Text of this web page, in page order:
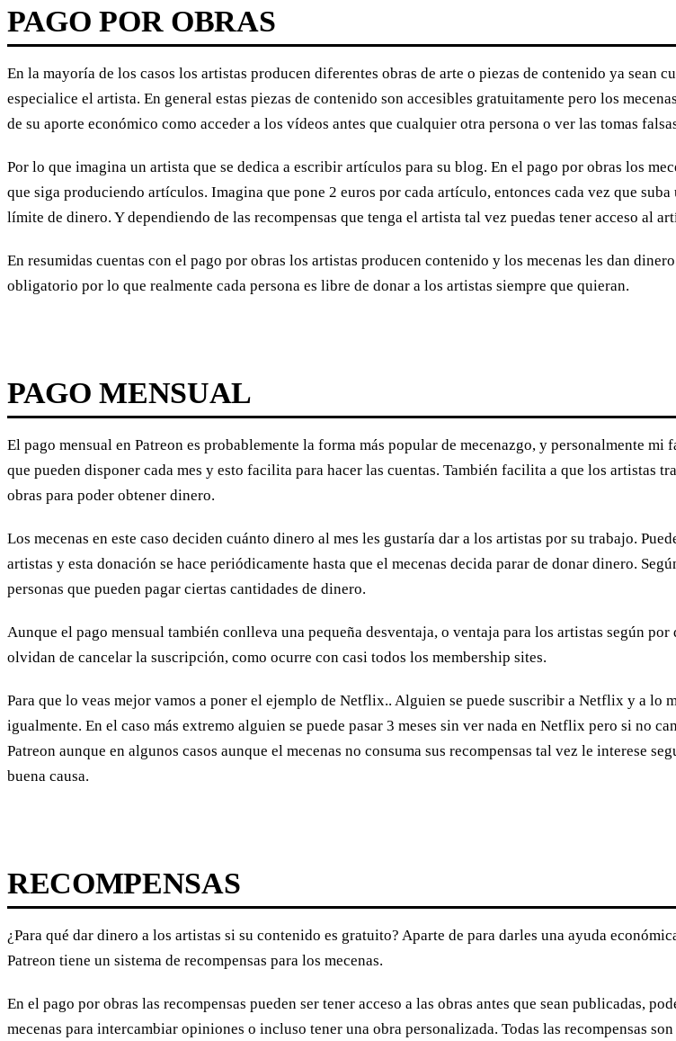
PAGO POR OBRAS
En la mayoría de los casos los artistas producen diferentes obras de arte o piezas de contenido ya sean
especialice el artista. En general estas piezas de contenido son accesibles gratuitamente pero los
de su aporte económico como acceder a los vídeos antes que cualquier otra persona o ver las tomas
Por lo que imagina un artista que se dedica a escribir artículos para su blog. En el pago por obras los
que siga produciendo artículos. Imagina que pone 2 euros por cada artículo, entonces cada vez que
límite de dinero. Y dependiendo de las recompensas que tenga el artista tal vez puedas tener acceso al
En resumidas cuentas con el pago por obras los artistas producen contenido y los mecenas les dan
obligatorio por lo que realmente cada persona es libre de donar a los artistas siempre que quieran.
PAGO MENSUAL
El pago mensual en Patreon es probablemente la forma más popular de mecenazgo, y personalmente
que pueden disponer cada mes y esto facilita para hacer las cuentas. También facilita a que los artistas
obras para poder obtener dinero.
Los mecenas en este caso deciden cuánto dinero al mes les gustaría dar a los artistas por su trabajo.
artistas y esta donación se hace periódicamente hasta que el mecenas decida parar de donar dinero.
personas que pueden pagar ciertas cantidades de dinero.
Aunque el pago mensual también conlleva una pequeña desventaja, o ventaja para los artistas según
olvidan de cancelar la suscripción, como ocurre con casi todos los membership sites.
Para que lo veas mejor vamos a poner el ejemplo de Netflix.. Alguien se puede suscribir a Netflix y a lo
igualmente. En el caso más extremo alguien se puede pasar 3 meses sin ver nada en Netflix pero si no
Patreon aunque en algunos casos aunque el mecenas no consuma sus recompensas tal vez le interese
buena causa.
RECOMPENSAS
¿Para qué dar dinero a los artistas si su contenido es gratuito? Aparte de para darles una ayuda
Patreon tiene un sistema de recompensas para los mecenas.
En el pago por obras las recompensas pueden ser tener acceso a las obras antes que sean publicadas,
mecenas para intercambiar opiniones o incluso tener una obra personalizada. Todas las recompensas